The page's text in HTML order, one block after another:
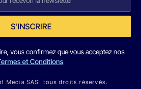
S'INSCRIRE
vous confirmez que vous acceptez nos
et Conditions
Media SAS. tous droits réservés.